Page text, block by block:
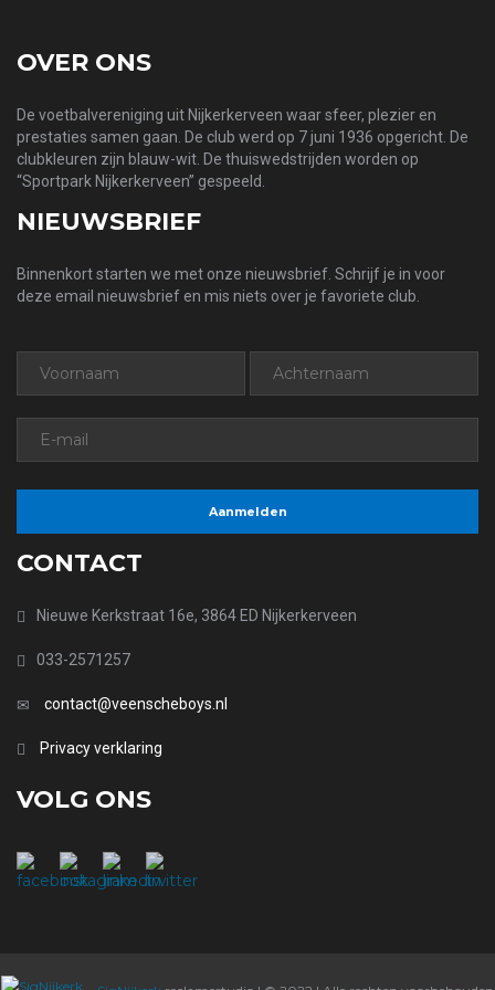
OVER ONS
De voetbalvereniging uit Nijkerkerveen waar sfeer, plezier en
prestaties samen gaan. De club werd op 7 juni 1936 opgericht. De
clubkleuren zijn blauw-wit. De thuiswedstrijden worden op
“Sportpark Nijkerkerveen” gespeeld.
NIEUWSBRIEF
Binnenkort starten we met onze nieuwsbrief. Schrijf je in voor
deze email nieuwsbrief en mis niets over je favoriete club.
CONTACT
Nieuwe Kerkstraat 16e, 3864 ED Nijkerkerveen
033-2571257
contact@veenscheboys.nl
Privacy verklaring
VOLG ONS